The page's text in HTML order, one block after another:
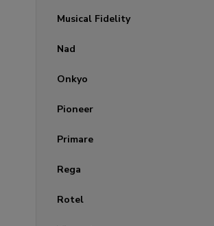
Musical Fidelity
Nad
Onkyo
Pioneer
Primare
Rega
Rotel